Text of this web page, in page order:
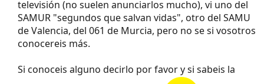
televisión (no suelen anunciarlos mucho), vi uno del
SAMUR "segundos que salvan vidas", otro del SAMU
de Valencia, del 061 de Murcia, pero no se si vosotros
conocereis más.
Si conoceis alguno decirlo por favor y si sabeis la